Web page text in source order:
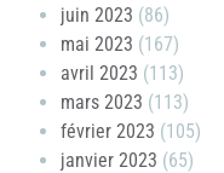
juin 2023 (86)
mai 2023 (167)
avril 2023 (113)
mars 2023 (113)
février 2023 (105)
janvier 2023 (65)